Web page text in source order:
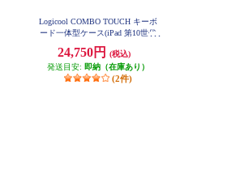
Logicool COMBO TOUCH キーボ
ード一体型ケース(iPad 第10世代
24,750円
(税込)
発送目安: 即納（在庫あり）
(2件)